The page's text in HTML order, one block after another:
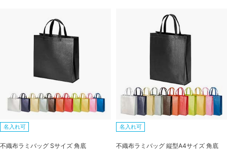
名入れ可
不織布ラミバッグ Sサイズ 角底
名入れ可
不織布ラミバッグ 縦型A4サイズ 角底